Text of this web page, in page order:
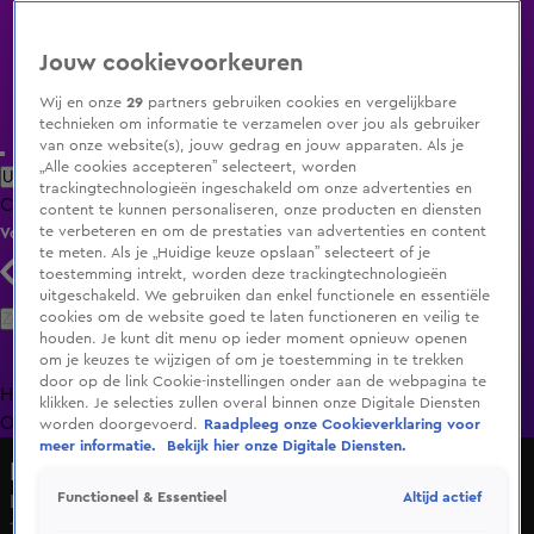
Uitzending Gemist Populaire programma's Zenders Genres
ClipsFilmsRadioSmart TV inlogShop
Volg KIJK
Zoeken
HomeUitzending Gemist Programma's De Bondgenoten
OranjezomerLivestreamsShop
Laatste keer concert in de Kuip: zo zag het eruit
14 juni 2025, 22:42
Jouw cookievoorkeuren
Wij en onze29 partners gebruiken cookies en vergelijkbare
technieken om informatie te verzamelen over jou als gebruiker
van onze website(s), jouw gedrag en jouw apparaten. Als je
„Alle cookies accepteren” selecteert, worden
trackingtechnologieën ingeschakeld om onze advertenties en
content te kunnen personaliseren, onze producten en diensten
te verbeteren en om de prestaties van advertenties en content
te meten. Als je „Huidige keuze opslaan” selecteert of je
toestemming intrekt, worden deze trackingtechnologieën
uitgeschakeld. We gebruiken dan enkel functionele en essentiële
cookies om de website goed te laten functioneren en veilig te
houden. Je kunt dit menu op ieder moment opnieuw openen
om je keuzes te wijzigen of om je toestemming in te trekken
door op de link Cookie-instellingen onder aan de webpagina te
klikken. Je selecties zullen overal binnen onze Digitale Diensten
worden doorgevoerd.
Raadpleeg onze Cookieverklaring voor
meer informatie.
Bekijk hier onze Digitale Diensten.
Functioneel & Essentieel Altijd actief